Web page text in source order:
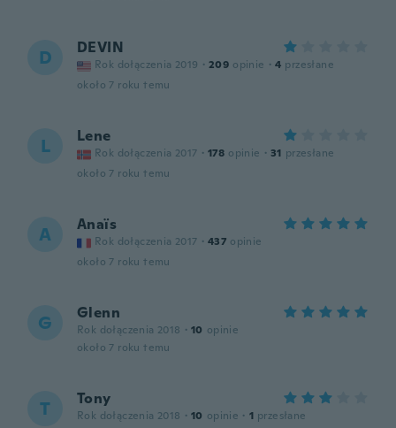
D DEVIN
Rok dołączenia 2019 · 209 opinie · 4 przesłane
około 7 roku temu
L Lene
Rok dołączenia 2017 · 178 opinie · 31 przesłane
około 7 roku temu
A Anaïs
Rok dołączenia 2017 · 437 opinie
około 7 roku temu
G Glenn
Rok dołączenia 2018 · 10 opinie
około 7 roku temu
T Tony
Rok dołączenia 2018 · 10 opinie · 1 przesłane